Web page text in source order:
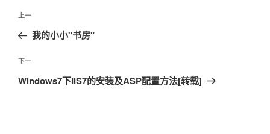
文
导
航
上
一
文
章
上一
我的小小"书房"
下
一
下一
Windows7下IIS7的安装及ASP配置方法[转载]